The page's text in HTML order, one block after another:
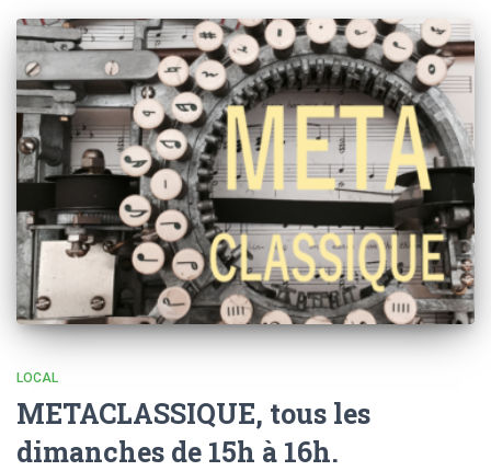
LOCAL
METACLASSIQUE, tous les
dimanches de 15h à 16h.